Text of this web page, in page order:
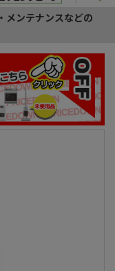
メンテナンスなどの